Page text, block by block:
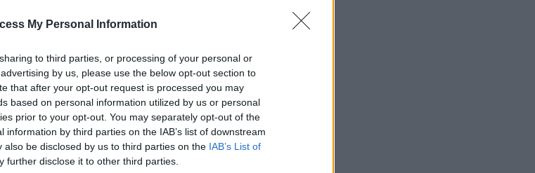
My Personal Information
to third parties, or processing of your personal or
by us, please use the below opt-out section to
that after your opt-out request is processed you may
based on personal information utilized by us or personal
prior to your opt-out. You may separately opt-out of the
by third parties on the IAB’s list of downstream
be disclosed by us to third parties on the IAB’s List of
further disclose it to other third parties.
z konce května. K ní došlo
osobního vozidla.„Motorista ve fábii
jehož řidič stál na silnici a chtěl
Schindlová.
nehodového děje, aby se ozvali na